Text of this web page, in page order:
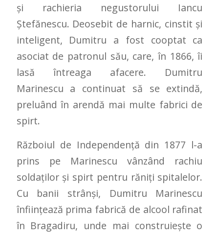
şi rachieria negustorului Iancu
Ştefănescu. Deosebit de harnic, cinstit şi
inteligent, Dumitru a fost cooptat ca
asociat de patronul său, care, în 1866, îi
lasă întreaga afacere. Dumitru
Marinescu a continuat să se extindă,
preluând în arendă mai multe fabrici de
spirt.
Războiul de Independenţă din 1877 l-a
prins pe Marinescu vânzând rachiu
soldaţilor şi spirt pentru răniţi spitalelor.
Cu banii strânşi, Dumitru Marinescu
înfiinţează prima fabrică de alcool rafinat
în Bragadiru, unde mai construieşte o